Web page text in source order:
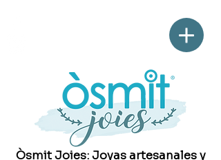
Òsmit Joies: Joyas artesanales y